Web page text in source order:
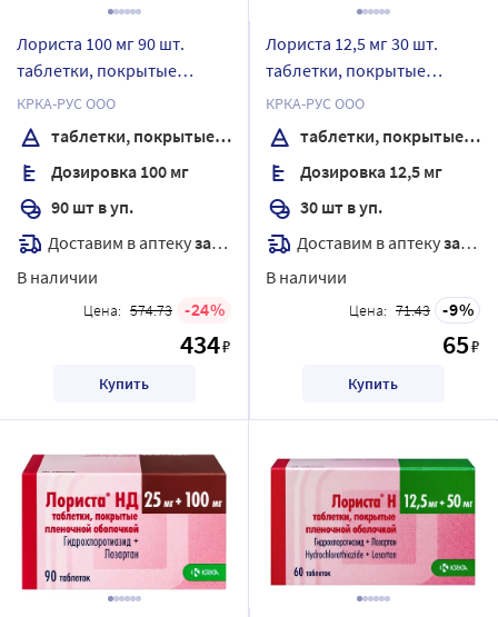
Лориста 100 мг 90 шт.
таблетки, покрытые
пленочной оболочкой
КРКА-РУС ООО
таблетки, покрытые пленочной оболочкой
Дозировка 100 мг
90 шт в уп.
Доставим в аптекузавтра
В наличии
Цена: 574.73 24
434₽
Купить
Лориста 12,5 мг 30 шт.
таблетки, покрытые
пленочной оболочкой
КРКА-РУС ООО
таблетки, покрытые пленочной оболочкой
Дозировка 12,5 мг
30 шт в уп.
Доставим в аптекузавтра
В наличии
Цена: 71.43 9
65₽
Купить